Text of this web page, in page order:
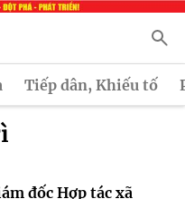
Tiếp dân, Khiếu tố
đốc Hợp tác xã